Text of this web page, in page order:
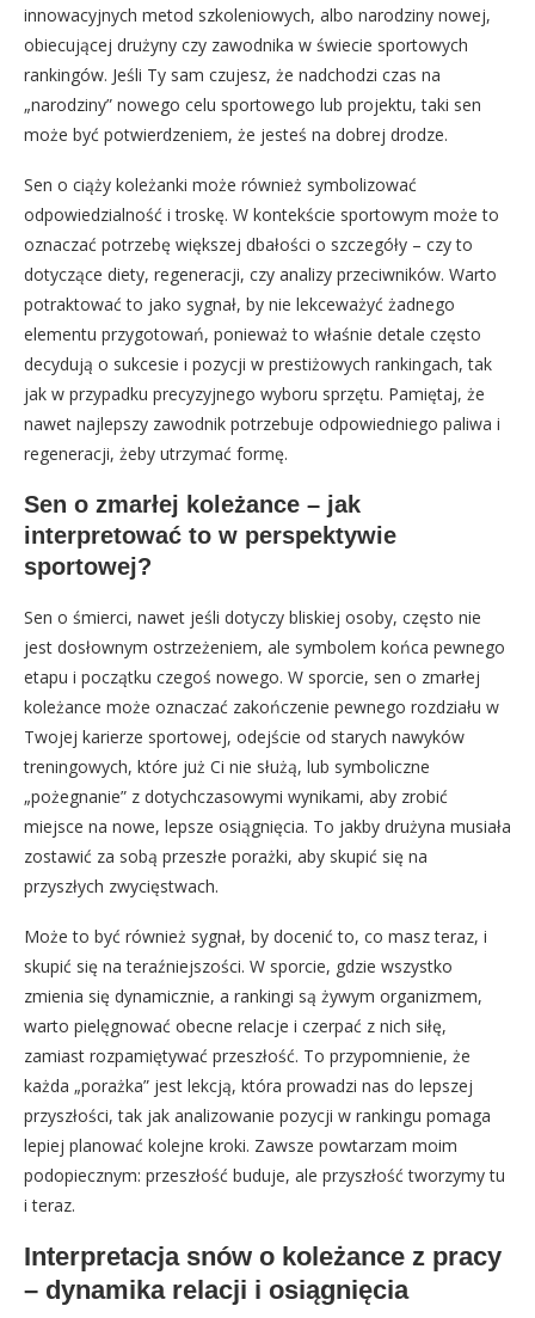
innowacyjnych metod szkoleniowych, albo narodziny nowej,
obiecującej drużyny czy zawodnika w świecie sportowych
rankingów. Jeśli Ty sam czujesz, że nadchodzi czas na
„narodziny” nowego celu sportowego lub projektu, taki sen
może być potwierdzeniem, że jesteś na dobrej drodze.
Sen o ciąży koleżanki może również symbolizować
odpowiedzialność i troskę. W kontekście sportowym może to
oznaczać potrzebę większej dbałości o szczegóły – czy to
dotyczące diety, regeneracji, czy analizy przeciwników. Warto
potraktować to jako sygnał, by nie lekceważyć żadnego
elementu przygotowań, ponieważ to właśnie detale często
decydują o sukcesie i pozycji w prestiżowych rankingach, tak
jak w przypadku precyzyjnego wyboru sprzętu. Pamiętaj, że
nawet najlepszy zawodnik potrzebuje odpowiedniego paliwa i
regeneracji, żeby utrzymać formę.
Sen o zmarłej koleżance – jak
interpretować to w perspektywie
sportowej?
Sen o śmierci, nawet jeśli dotyczy bliskiej osoby, często nie
jest dosłownym ostrzeżeniem, ale symbolem końca pewnego
etapu i początku czegoś nowego. W sporcie, sen o zmarłej
koleżance może oznaczać zakończenie pewnego rozdziału w
Twojej karierze sportowej, odejście od starych nawyków
treningowych, które już Ci nie służą, lub symboliczne
„pożegnanie” z dotychczasowymi wynikami, aby zrobić
miejsce na nowe, lepsze osiągnięcia. To jakby drużyna musiała
zostawić za sobą przeszłe porażki, aby skupić się na
przyszłych zwycięstwach.
Może to być również sygnał, by docenić to, co masz teraz, i
skupić się na teraźniejszości. W sporcie, gdzie wszystko
zmienia się dynamicznie, a rankingi są żywym organizmem,
warto pielęgnować obecne relacje i czerpać z nich siłę,
zamiast rozpamiętywać przeszłość. To przypomnienie, że
każda „porażka” jest lekcją, która prowadzi nas do lepszej
przyszłości, tak jak analizowanie pozycji w rankingu pomaga
lepiej planować kolejne kroki. Zawsze powtarzam moim
podopiecznym: przeszłość buduje, ale przyszłość tworzymy tu
i teraz.
Interpretacja snów o koleżance z pracy
– dynamika relacji i osiągnięcia